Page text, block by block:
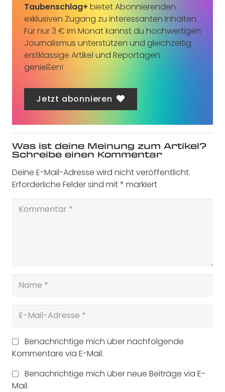
Taubenschlag+ bietet Abonnierenden
exklusiven Zugang zu interessanten Inhalten.
Für nur 3 € im Monat kannst du hochwertigen
Journalismus unterstützen und gleichzeitig
erstklassige Artikel und Reportagen
genießen!
Jetzt abonnieren
Was ist deine Meinung zum Artikel?
Schreibe einen Kommentar
Deine E-Mail-Adresse wird nicht veröffentlicht.
Erforderliche Felder sind mit* markiert
Benachrichtige mich über nachfolgende
Kommentare via E-Mail.
Benachrichtige mich über neue Beiträge via E-
Mail.